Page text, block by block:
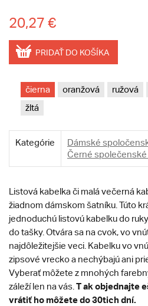
20,27 €
PRIDAŤ DO KOŠÍKA
čierna oranžová ružová
žltá
Kategórie Dámské
Černé
Listová kabelka či malá večerná
žiadnom dámskom šatníku. Túto
jednoduchú listovú kabelku do
do tašky. Otvára sa na cvok, vo
najdôležitejšie veci. Kabelku vo
zipsové vrecko a nechýbajú ani
Vyberať môžete z mnohých
záleží len na vás. Tak objednajte
vrátiť ho môžete do 30tich dní.